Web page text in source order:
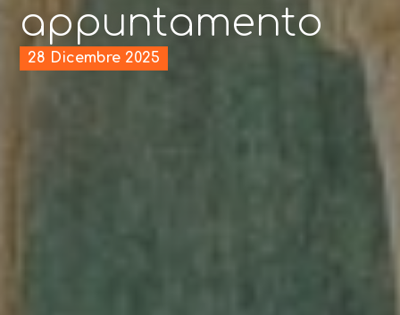
appuntamento
28 Dicembre 2025